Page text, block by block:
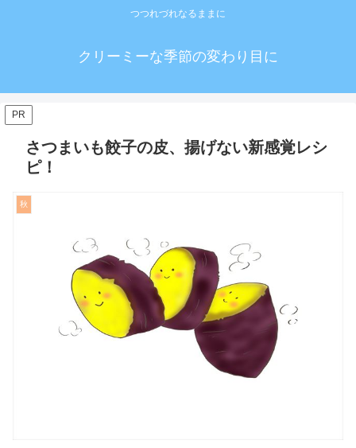
つつれづれなるままに
クリーミーな季節の変わり目に
PR
さつまいも餃子の皮、揚げない新感覚レシ
ピ！
秋